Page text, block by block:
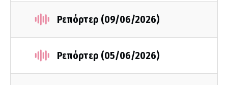
Ρεπόρτερ (09/06/2026)
Ρεπόρτερ (05/06/2026)